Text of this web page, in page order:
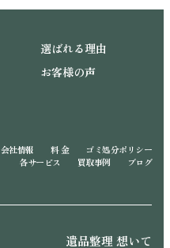
選ばれる理由
お客様の声
会社情報 料 金
ゴミ処分ポリシー
各サービス
買取事例 ブログ
遺品整理 想いて